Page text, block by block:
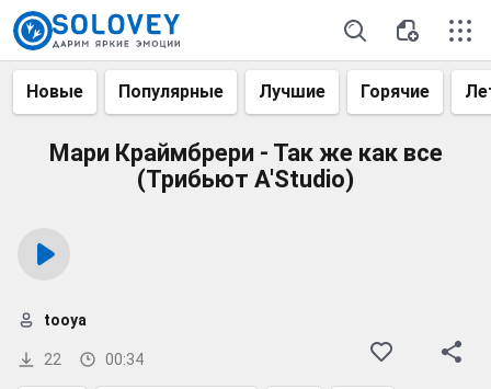
Новые Популярные Лучшие Горячие
Мари Краймбрери - Так же как все
(Трибьют A'Studio)
22 00:34
tooya